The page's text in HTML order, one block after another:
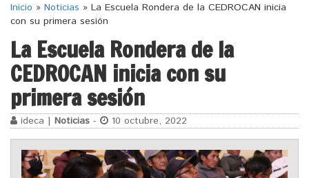
Inicio » Noticias » La Escuela Rondera de la CEDROCAN inicia
con su primera sesión
La Escuela Rondera de la
CEDROCAN inicia con su
primera sesión
ideca | Noticias - 10 octubre, 2022